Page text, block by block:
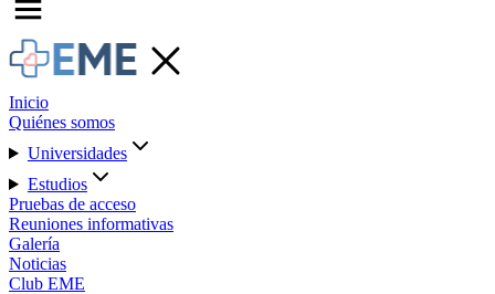
Inicio
Quiénes somos
Universidades
Estudios
Pruebas de acceso
Reuniones informativas
Galería
Noticias
Club EME